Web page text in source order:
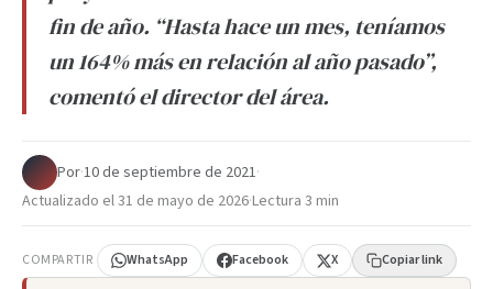
fin de año. “Hasta hace un mes, teníamos
un 164% más en relación al año pasado”,
comentó el director del área.
Por·10 de septiembre de 2021·
Actualizado el31 de mayo de 2026·Lectura 3 min
COMPARTIR WhatsApp Facebook X Copiar link